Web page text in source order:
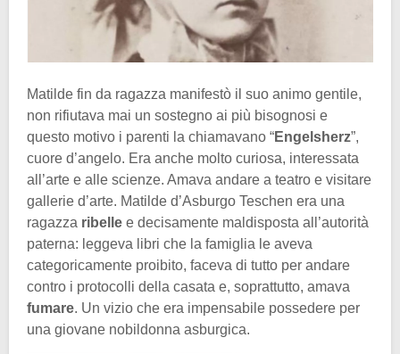
Matilde fin da ragazza manifestò il suo animo gentile,
non rifiutava mai un sostegno ai più bisognosi e
questo motivo i parenti la chiamavano “Engelsherz”,
cuore d’angelo. Era anche molto curiosa, interessata
all’arte e alle scienze. Amava andare a teatro e visitare
gallerie d’arte. Matilde d’Asburgo Teschen era una
ragazza ribelle e decisamente maldisposta all’autorità
paterna: leggeva libri che la famiglia le aveva
categoricamente proibito, faceva di tutto per andare
contro i protocolli della casata e, soprattutto, amava
fumare. Un vizio che era impensabile possedere per
una giovane nobildonna asburgica.